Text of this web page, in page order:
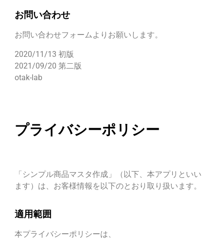
お問い合わせ
お問い合わせフォームよりお願いします。
2020/11/13 初版
2021/09/20 第二版
otak-lab
プライバシーポリシー
「シンプル商品マスタ作成」（以下、本アプリといい
ます）は、お客様情報を以下のとおり取り扱います。
適用範囲
本プライバシーポリシーは、